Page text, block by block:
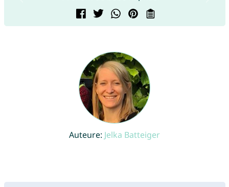
Auteure: Jelka Batteiger